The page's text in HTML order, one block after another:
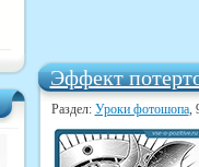
Эффект
Раздел: Уроки фотошопа,